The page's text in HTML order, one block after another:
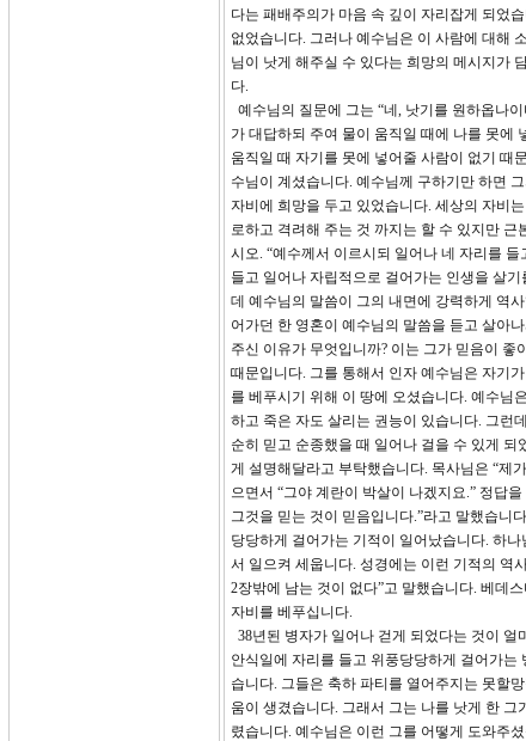
다는 패배주의가 마음 속 깊이 자리잡게 되었
없었습니다. 그러나 예수님은 이 사람에 대해
님이 낫게 해주실 수 있다는 희망의 메시지가
다.
예수님의 질문에 그는 “네, 낫기를 원하옵나
가 대답하되 주여 물이 움직일 때에 나를 못에
움직일 때 자기를 못에 넣어줄 사람이 없기 때
수님이 계셨습니다. 예수님께 구하기만 하면
자비에 희망을 두고 있었습니다. 세상의 자비
로하고 격려해 주는 것 까지는 할 수 있지만
시오. “예수께서 이르시되 일어나 네 자리를
들고 일어나 자립적으로 걸어가는 인생을 살
데 예수님의 말씀이 그의 내면에 강력하게 역
어가던 한 영혼이 예수님의 말씀을 듣고 살아
주신 이유가 무엇입니까? 이는 그가 믿음이 좋
때문입니다. 그를 통해서 인자 예수님은 자기
를 베푸시기 위해 이 땅에 오셨습니다. 예수님
하고 죽은 자도 살리는 권능이 있습니다. 그런
순히 믿고 순종했을 때 일어나 걸을 수 있게
게 설명해달라고 부탁했습니다. 목사님은 “제
으면서 “그야 계란이 박살이 나겠지요.” 정답
그것을 믿는 것이 믿음입니다.”라고 말했습니
당당하게 걸어가는 기적이 일어났습니다. 하
서 일으켜 세웁니다. 성경에는 이런 기적의 역
2장밖에 남는 것이 없다”고 말했습니다. 베데
자비를 베푸십니다.
38년된 병자가 일어나 걷게 되었다는 것이
안식일에 자리를 들고 위풍당당하게 걸어가
습니다. 그들은 축하 파티를 열어주지는 못할
움이 생겼습니다. 그래서 그는 나를 낫게 한
렸습니다. 예수님은 이런 그를 어떻게 도와주